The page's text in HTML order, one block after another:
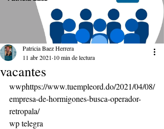
vacantes
Patricia Baez Herrera
11 abr 2021 10 min de lectura
wwphttps://www.tuempleord.do/2021/04/08/
empresa-de-hormigones-busca-operador-
retropala/
wp telegra